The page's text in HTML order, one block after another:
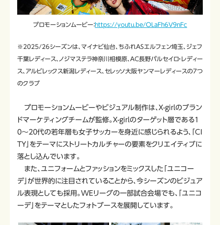
プロモーションムービー：https://youtu.be/OLaFh6V9nFc
※2025/26シーズンは、マイナビ仙台、ちふれASエルフェン埼玉、ジェフ
千葉レディース、ノジマステラ神奈川相模原、AC長野パルセイロ・レディー
ス、アルビレックス新潟レディース、セレッソ大阪ヤンマーレディースの7つ
のクラブ
プロモーションムービーやビジュアル制作は、X-girlのブラン
ドマーケティングチームが監修。X-girlのターゲット層である1
0～20代の若年層も女子サッカーを身近に感じられるよう、「CI
TY」をテーマにストリートカルチャーの要素をクリエイティブに
落とし込んでいます。
また、ユニフォームとファッションをミックスした「ユニコー
デ」が世界的に注目されていることから、今シーズンのビジュア
ル表現としても採用。WEリーグの一部試合会場でも、「ユニコ
ーデ」をテーマとしたフォトブースを展開しています。